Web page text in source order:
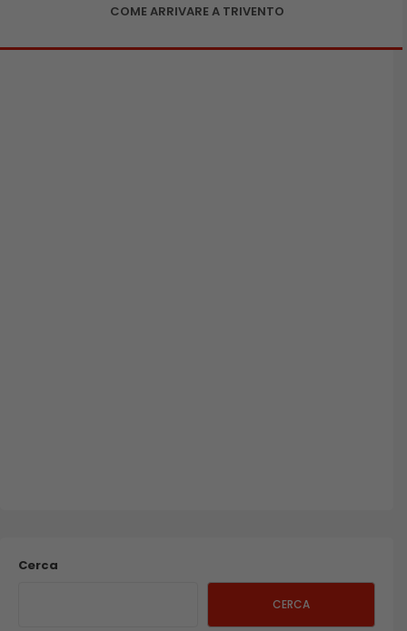
COME ARRIVARE A TRIVENTO
Cerca
CERCA